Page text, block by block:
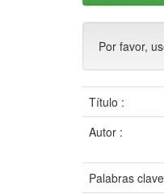
Por favor,
Título :
Autor :
Palabras